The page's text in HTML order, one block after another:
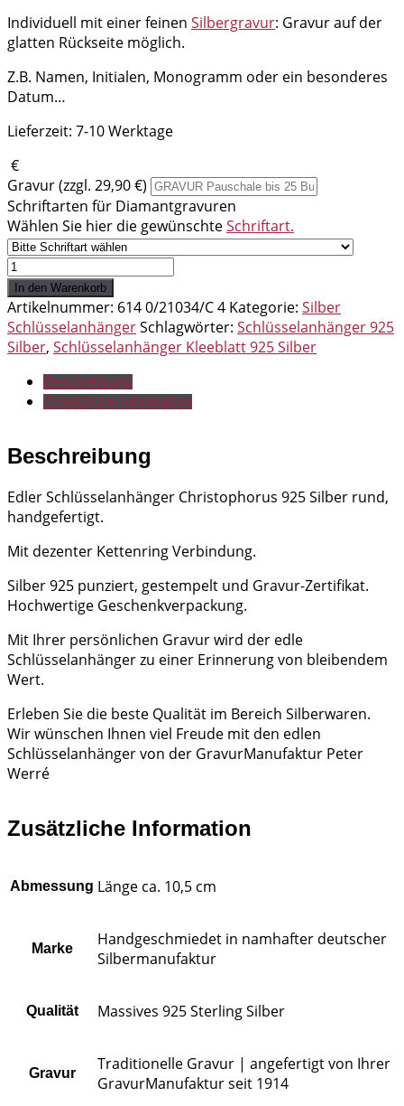
Individuell mit einer feinen Silbergravur: Gravur auf der
glatten Rückseite möglich.
Z.B. Namen, Initialen, Monogramm oder ein besonderes
Datum…
Lieferzeit: 7-10 Werktage
€
Gravur (zzgl. 29,90 €)
Schriftarten für Diamantgravuren
Wählen Sie hier die gewünschteSchriftart.
Schlüsselanhänger
Christophorus
925
Silber
rund
In den Warenkorb
Artikelnummer: 614 0/21034/C 4 Kategorie: Silber
SchlüsselanhängerSchlagwörter: Schlüsselanhänger 925
Silber, Schlüsselanhänger Kleeblatt 925 Silber
Beschreibung
Zusätzliche Information
Beschreibung
Edler Schlüsselanhänger Christophorus 925 Silber rund,
handgefertigt.
Mit dezenter Kettenring Verbindung.
Silber 925 punziert, gestempelt und Gravur-Zertifikat.
Hochwertige Geschenkverpackung.
Mit Ihrer persönlichen Gravur wird der edle
Schlüsselanhänger zu einer Erinnerung von bleibendem
Wert.
Erleben Sie die beste Qualität im Bereich Silberwaren.
Wir wünschen Ihnen viel Freude mit den edlen
Schlüsselanhänger von der GravurManufaktur Peter
Werré
Zusätzliche Information
Abmessung Länge ca. 10,5 cm
Marke
Handgeschmiedet in namhafter deutscher
Silbermanufaktur
Qualität Massives 925 Sterling Silber
Gravur
Traditionelle Gravur | angefertigt von Ihrer
GravurManufaktur seit 1914